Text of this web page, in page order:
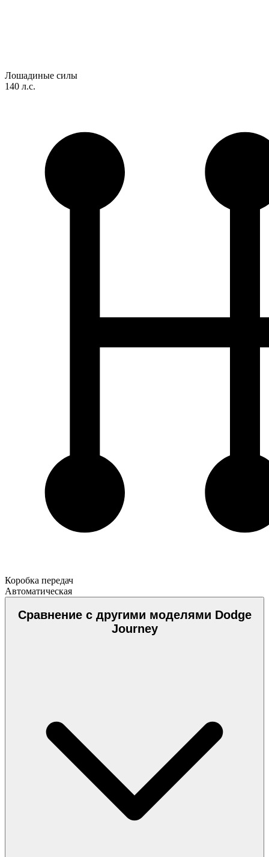
Лошадиные силы
140 л.с.
Коробка передач
Автоматическая
Сравнение с другими моделями Dodge
Journey